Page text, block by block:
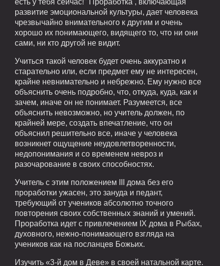
есть у тебя сейчас!" Проработка , включающая
развитие эмоциональной культуры, дает человека
чрезвычайно внимательного к другим и очень
хорошо их понимающего, видящего то, что ни они
сами, ни кто другой не видит.
Учиться такой человек будет очень аккуратно и
старательно или, если предмет ему не интересен,
крайне невнимательно и небрежно. Ему нужно все
объяснить очень подробно, что, откуда, куда, как и
зачем, иначе он не понимает. Разумеется, все
объяснить невозможно, но учитель должен, по
крайней мере, создать впечатление, что он
объяснил решительно все, иначе у человека
возникнет ощущение неудовлетворенности,
недопонимания и со временем невроз и
разочарование в своих способностях.
Учитель с этим положением III дома без его
проработки ужасен, это зануда и педант,
требующий от учеников абсолютно точного
повторения своих собственных знаний и умений.
Проработка идет с привлечением IX дома в Рыбах,
духовного, нежно-понимающего взгляда на
учеников как на посланцев Божьих.
Изучить «3-й дом в Деве» в своей натальной карте.